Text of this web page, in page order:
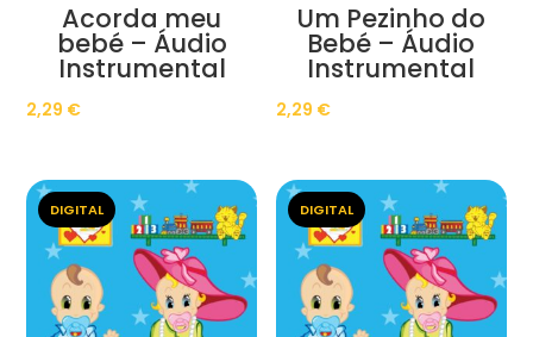
Acorda meu
bebé – Áudio
Instrumental
2,29 €
Um Pezinho do
Bebé – Áudio
Instrumental
2,29 €
DIGITAL DIGITAL